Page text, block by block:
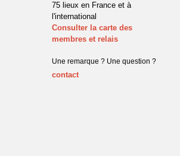
75 lieux en France et à
l'international
Consulter la carte des
membres et relais
Une remarque ? Une question ?
contact